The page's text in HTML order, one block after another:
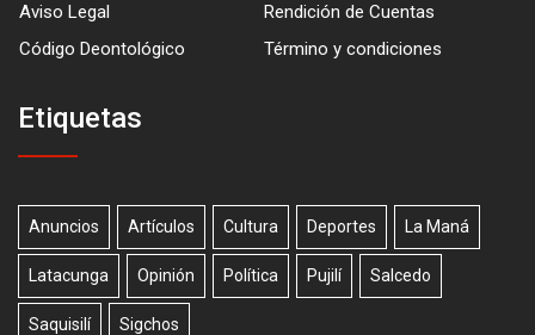
Aviso Legal
Rendición de Cuentas
Código Deontológico
Término y condiciones
Etiquetas
Anuncios Artículos Cultura Deportes La Maná
Latacunga Opinión Política Pujilí Salcedo
Saquisilí Sigchos